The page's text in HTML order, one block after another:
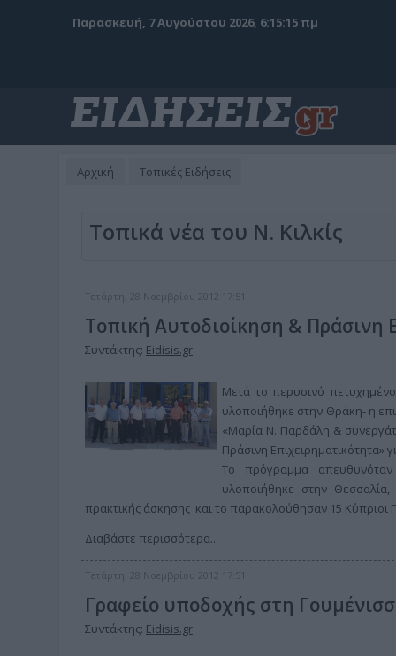
Παρασκευή, 7 Αυγούστου 2026, 6:15:16 πμ
Αρχική Τοπικές Ειδήσεις
Τοπικά νέα του Ν. Κιλκίς
Τετάρτη, 28 Νοεμβρίου 2012 17:51
Τοπική Αυτοδιοίκηση & Πράσινη
Συντάκτης: Eidisis.gr
Μετά το περυσινό
υλοποιήθηκε στην Θράκη- η
«Μαρία Ν. Παρδάλη &
Πράσινη
Το πρόγραμμα απευθυνόταν
υλοποιήθηκε στην
πρακτικής άσκησης και το παρακολούθησαν 15 Κύπριοι
Διαβάστε περισσότερα...
Τετάρτη, 28 Νοεμβρίου 2012 17:51
Γραφείο υποδοχής στη
Συντάκτης: Eidisis.gr